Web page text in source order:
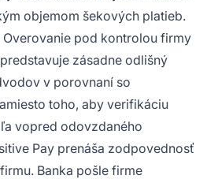
objemom šekových platieb.
Overovanie pod kontrolou firmy
zásadne odlišný
v porovnaní so
toho, aby verifikáciu
vopred odovzdaného
Pay prenáša zodpovednosť
Banka pošle firme